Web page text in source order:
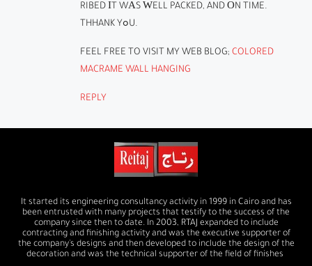
RIBED ІT WАS ԜELL PACKED, AND ОN TIME.
THHANK YߋU.
FEEL FREE TO VISIT MY WEB BLOG; COLORED
MACRAME WALL HANGING
REPLY
It started its engineering consultancy activity in 1999 in Cairo and has
been entrusted with many projects that testify to the success of the
company since then to date. In 2003, RTAJ expanded to include
contracting and finishing activity and was the executive supporter of
the company's designs and then developed to include the design of the
decoration and was the technical supporter of the field of finishes